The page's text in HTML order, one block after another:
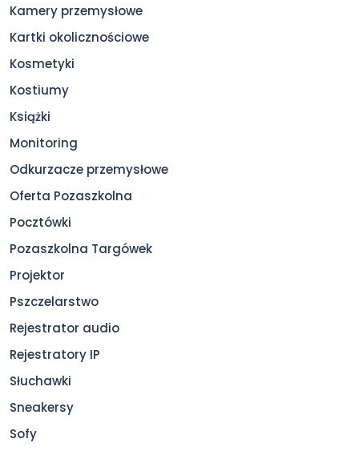
Kamery przemysłowe
Kartki okolicznościowe
Kosmetyki
Kostiumy
Książki
Monitoring
Odkurzacze przemysłowe
Oferta Pozaszkolna
Pocztówki
Pozaszkolna Targówek
Projektor
Pszczelarstwo
Rejestrator audio
Rejestratory IP
Słuchawki
Sneakersy
Sofy